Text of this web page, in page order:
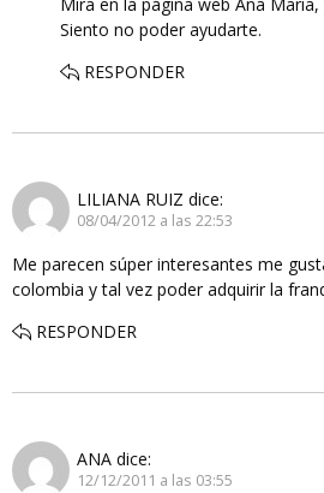
Siento no poder ayudarte.
RESPONDER
LILIANA RUIZ dice:
08/04/2012 a las 22:53
Me parecen súper interesantes me
colombia y tal vez poder adquirir la
RESPONDER
ANA dice:
12/12/2011 a las 03:55